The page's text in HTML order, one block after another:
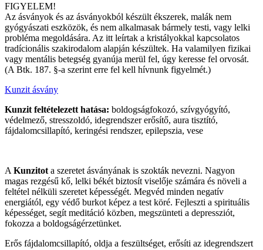
FIGYELEM!
Az ásványok és az ásványokból készült ékszerek, malák nem
gyógyászati eszközök, és nem alkalmasak bármely testi, vagy lelki
probléma megoldására. Az itt leírtak a kristályokkal kapcsolatos
tradícionális szakirodalom alapján készültek. Ha valamilyen fizikai
vagy mentális betegség gyanúja merül fel, úgy keresse fel orvosát.
(A Btk. 187. §-a szerint erre fel kell hívnunk figyelmét.)
Kunzit ásvány
Kunzit feltételezett hatása: boldogságfokozó, szívgyógyító,
védelmező, stresszoldó, idegrendszer erősítő, aura tisztító,
fájdalomcsillapító, keringési rendszer, epilepszia, vese
A Kunzitot a szeretet ásványának is szokták nevezni. Nagyon
magas rezgésű kő, lelki békét biztosít viselője számára és növeli a
feltétel nélküli szeretet képességét. Megvéd minden negatív
energiától, egy védő burkot képez a test köré. Fejleszti a spirituális
képességet, segít meditáció közben, megszünteti a depressziót,
fokozza a boldogságérzetünket.
Erős fájdalomcsillapító, oldja a feszültséget, erősíti az idegrendszert